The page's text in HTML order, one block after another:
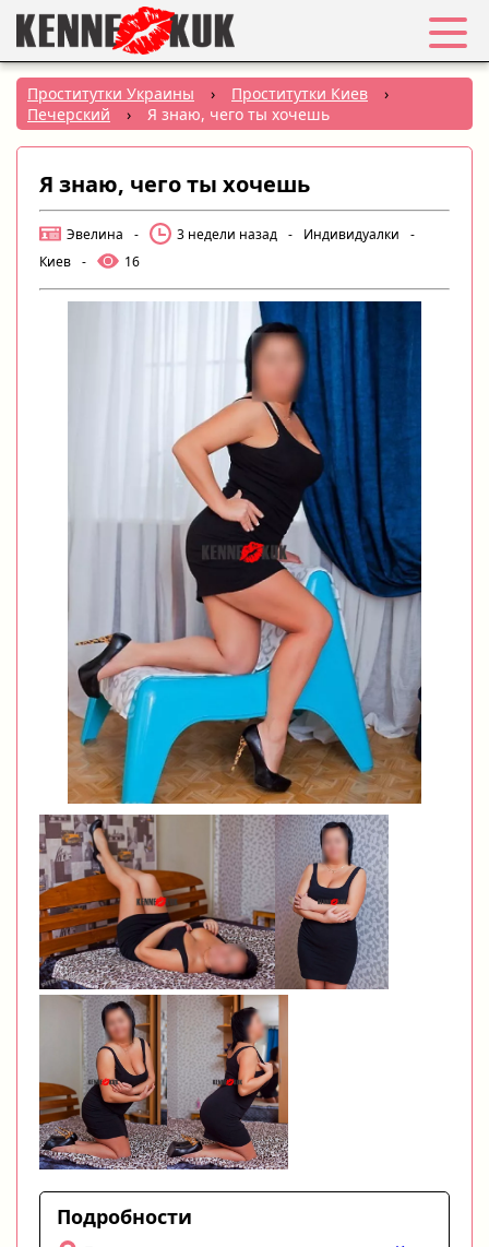
Избранное
Вход
Регистрация
Города:
РУС
УКР
Создать объявление
Проститутки Украины › Проститутки Киев
›
Печерский
› Я знаю, чего ты хочешь
Я знаю, чего ты хочешь
Эвелина - 3 недели назад - Индивидуалки
-
Киев - 16
Подробности